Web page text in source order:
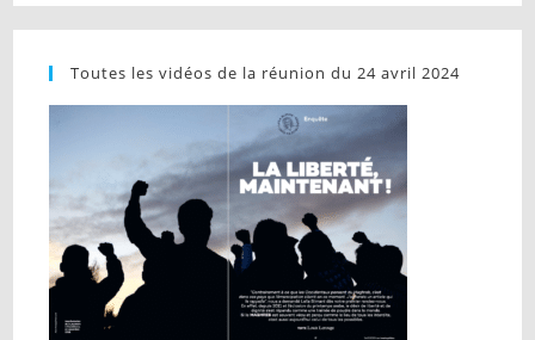
Toutes les vidéos de la réunion du 24 avril 2024